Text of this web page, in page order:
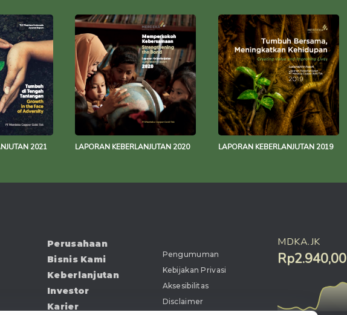
2021 LAPORAN KEBERLANJUTAN 2020 LAPORAN KEBERLANJUTAN 2019
Perusahaan
Bisnis Kami
Keberlanjutan
Investor
Karier
Pengumuman
Kebijakan Privasi
Aksesibilitas
Disclaimer
MDKA.JK
Rp2.940,00